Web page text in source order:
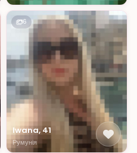
6
Iwana, 41
Румунія